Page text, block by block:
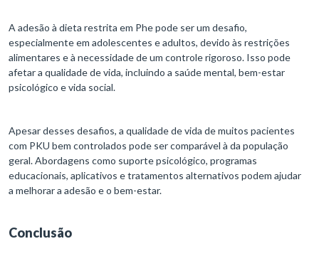
A adesão à dieta restrita em Phe pode ser um desafio,
especialmente em adolescentes e adultos, devido às restrições
alimentares e à necessidade de um controle rigoroso. Isso pode
afetar a qualidade de vida, incluindo a saúde mental, bem-estar
psicológico e vida social.
Apesar desses desafios, a qualidade de vida de muitos pacientes
com PKU bem controlados pode ser comparável à da população
geral. Abordagens como suporte psicológico, programas
educacionais, aplicativos e tratamentos alternativos podem ajudar
a melhorar a adesão e o bem-estar.
Conclusão